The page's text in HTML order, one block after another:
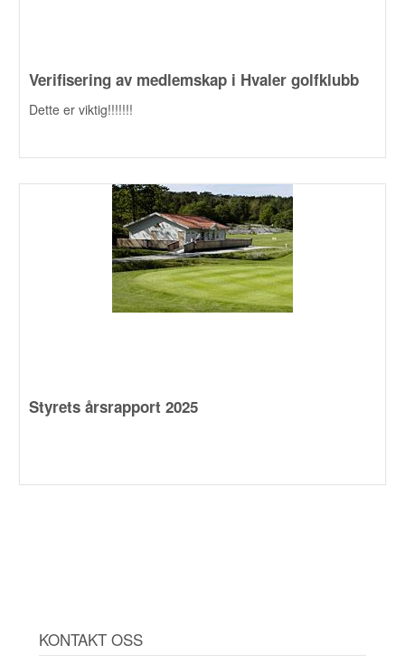
Verifisering av medlemskap i Hvaler golfklubb
Dette er viktig!!!!!!!
Styrets årsrapport 2025
KONTAKT OSS